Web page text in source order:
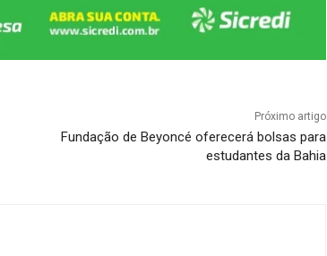
Próximo artigo
Fundação de Beyoncé oferecerá bolsas para
estudantes da Bahia